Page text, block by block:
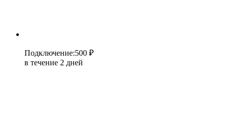
Подключение:500 ₽
в течение 2 дней